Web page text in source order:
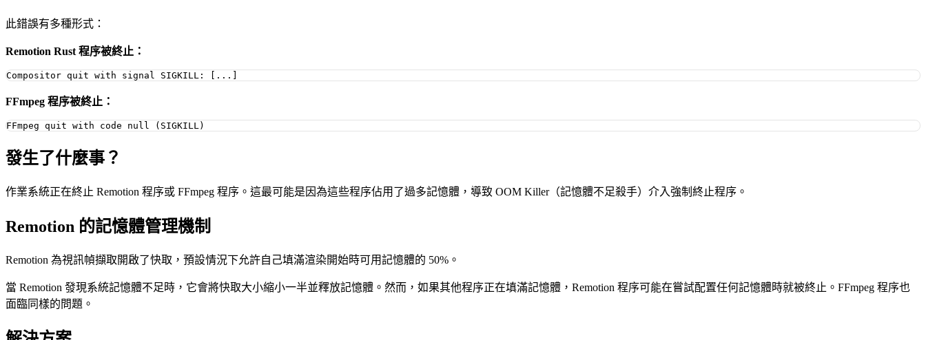
此錯誤有多種形式：
Remotion Rust 程序被終止：
FFmpeg 程序被終止：
發生了什麼事？
作業系統正在終止 Remotion 程序或 FFmpeg 程序。這最可能是因為這些程序佔用了過多記憶體，導致 OOM Killer（記憶體不足殺手）介入強制終止程序。
Remotion 的記憶體管理機制
Remotion 為視訊幀擷取開啟了快取，預設情況下允許自己填滿渲染開始時可用記憶體的 50%。
當 Remotion 發現系統記憶體不足時，它會將快取大小縮小一半並釋放記憶體。然而，如果其他程序正在填滿記憶體，Remotion 程序可能在嘗試配置任何記憶體時就被終止。FFmpeg 程序也
面臨同樣的問題。